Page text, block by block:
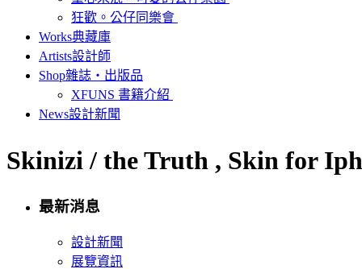
狂歡。公仔同樂會
Works典藏庫
Artists設計師
Shop雜誌‧出版品
XFUNS 書籍介紹
News設計新聞
Skinizi / the Truth , Skin for
最新消息
設計新聞
展覽資訊